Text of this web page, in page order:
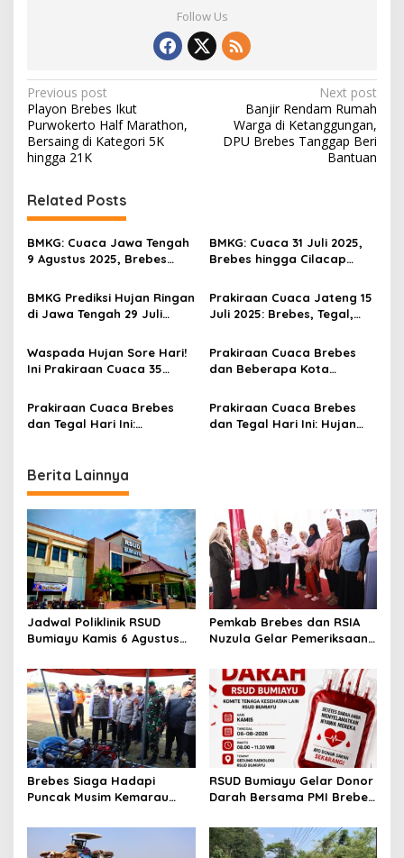
Follow Us
P
o
s
n
a
v
g
a
t
i
o
n
Previous post
Playon Brebes Ikut
Purwokerto Half Marathon,
Bersaing di Kategori 5K
hingga 21K
Next post
Banjir Rendam Rumah
Warga di Ketanggungan,
DPU Brebes Tanggap Beri
Bantuan
Related Posts
BMKG: Cuaca Jawa Tengah
9 Agustus 2025, Brebes
Ringan Disertai Berawan
BMKG: Cuaca 31 Juli 2025,
Brebes hingga Cilacap
Berawan
BMKG Prediksi Hujan Ringan
di Jawa Tengah 29 Juli
Selatan Capai 4 Meter
Prakiraan Cuaca Jateng 15
Juli 2025: Brebes, Tegal,
Hujan Ringan
Waspada Hujan Sore Hari!
Ini Prakiraan Cuaca 35
Rabu 9 Juli 2025
Prakiraan Cuaca Brebes
dan Beberapa Kota
Jateng Hari Ini
Prakiraan Cuaca Brebes
dan Tegal Hari Ini:
Selatan
Prakiraan Cuaca Brebes
dan Tegal Hari Ini: Hujan
Berita Lainnya
Jadwal Poliklinik RSUD
Bumiayu Kamis 6 Agustus
Dokter Sebelum Berkunjung
Pemkab Brebes dan RSIA
Nuzula Gelar Pemeriksaan
Perkuat Kesehatan Ibu dan
Bayi
Brebes Siaga Hadapi
Puncak Musim Kemarau
Kesiapsiagaan Bencana
dan Karhutla
RSUD Bumiayu Gelar Donor
Darah Bersama PMI Brebes
Indonesia